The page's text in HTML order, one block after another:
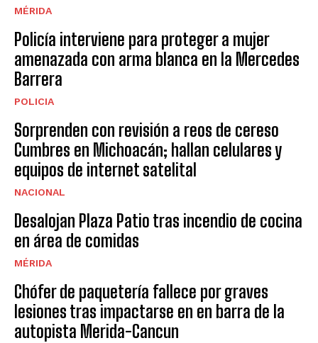
MÉRIDA
Policía interviene para proteger a mujer
amenazada con arma blanca en la Mercedes
Barrera
POLICIA
Sorprenden con revisión a reos de cereso
Cumbres en Michoacán; hallan celulares y
equipos de internet satelital
NACIONAL
Desalojan Plaza Patio tras incendio de cocina
en área de comidas
MÉRIDA
Chófer de paquetería fallece por graves
lesiones tras impactarse en en barra de la
autopista Merida-Cancun